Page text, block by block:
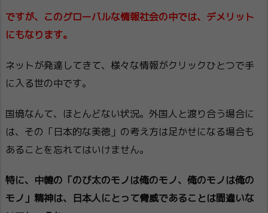
ですが、このグローバルな情報社会の中では、デメリット
にもなります。
ネットが発達してきて、様々な情報がクリックひとつで手
に入る世の中です。
国境なんて、ほとんどない状況。外国人と渡り合う場合に
は、その「日本的な美徳」の考え方は足かせになる場合も
あることを忘れてはいけません。
特に、中韓の「のび太のモノは俺のモノ、俺のモノは俺の
モノ」精神は、日本人にとって脅威であることは間違いな